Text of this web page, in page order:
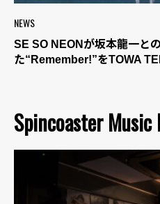
NEWS
SE SO NEONが坂本龍一と
た“Remember!”をTOWA
Spincoaster Music